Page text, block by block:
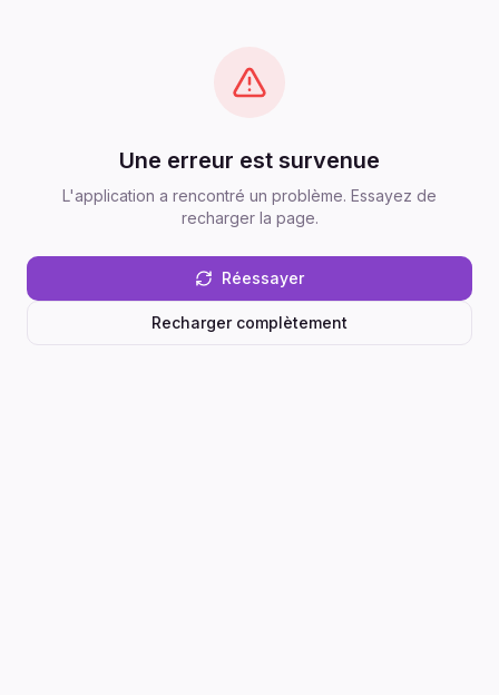
Une erreur est survenue
L'application a rencontré un problème. Essayez de
recharger la page.
Réessayer
Recharger complètement